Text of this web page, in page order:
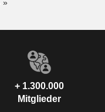
+ 1.300.000
Mitglieder